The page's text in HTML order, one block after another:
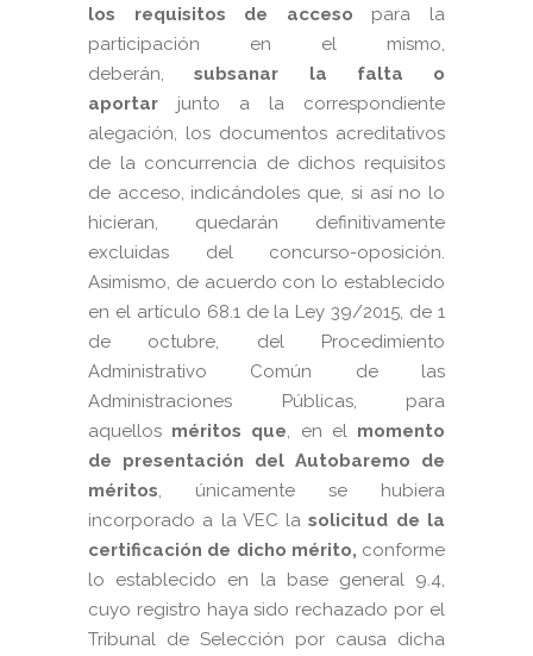
los requisitos de acceso para la
participación en el mismo,
deberán,subsanar la falta o
aportar junto a la correspondiente
alegación, los documentos acreditativos
de la concurrencia de dichos requisitos
de acceso, indicándoles que, si así no lo
hicieran, quedarán definitivamente
excluidas del concurso-oposición.
Asimismo, de acuerdo con lo establecido
en el artículo 68.1 de la Ley 39/2015, de 1
de octubre, del Procedimiento
Administrativo Común de las
Administraciones Públicas, para
aquellos méritos que , en el momento
de presentación del Autobaremo de
méritos , únicamente se hubiera
incorporado a la VEC lasolicitud de la
certificación de dicho mérito, conforme
lo establecido en la base general 9.4,
cuyo registro haya sido rechazado por el
Tribunal de Selección por causa dicha